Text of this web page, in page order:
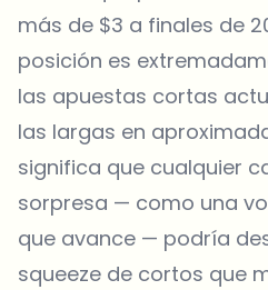
más de $3 a finales de
posición es
las apuestas cortas
las largas en
significa que cualquier
sorpresa — como una
que avance — podría
squeeze de cortos que